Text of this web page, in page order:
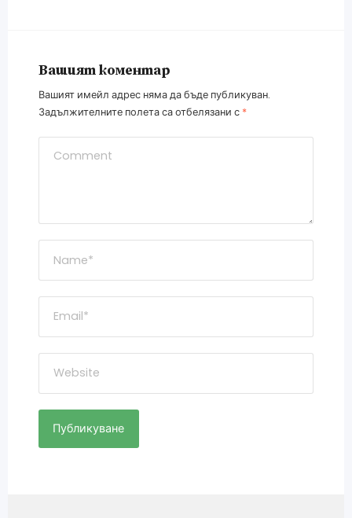
Вашият коментар
Вашият имейл адрес няма да бъде публикуван.
Задължителните полета са отбелязани с *